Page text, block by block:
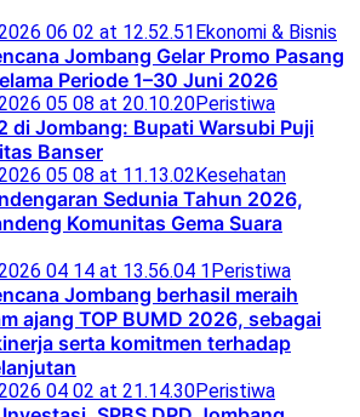
Ekonomi & Bisnis
Jombang Gelar Promo Pasang
Periode 1–30 Juni 2026
Peristiwa
di Jombang: Bupati Warsubi Puji
Banser
Kesehatan
Sedunia Tahun 2026,
Komunitas Gema Suara
Peristiwa
Jombang berhasil meraih
ajang TOP BUMD 2026, sebagai
serta komitmen terhadap
Peristiwa